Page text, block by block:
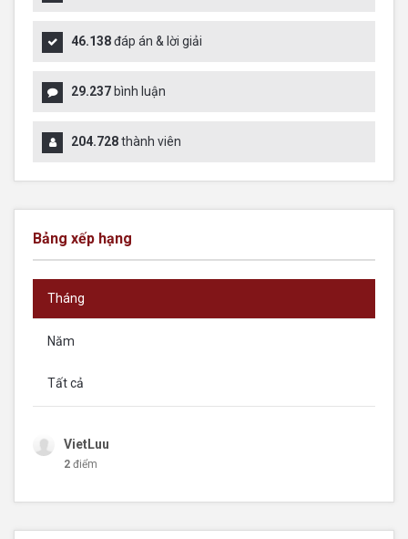
46.138đáp án & lời giải
29.237 bình luận
204.728thành viên
Bảng xếp hạng
Tháng
Năm
Tất cả
VietLuu
2 điểm